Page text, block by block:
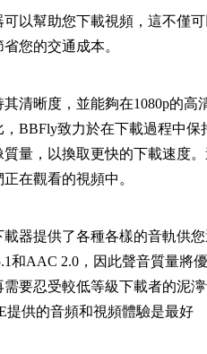
以幫助您下載視頻，這不僅
您的交通成本。
清晰度，並能夠在1080p的高
，BBFly致力於在下載過程中保
量，以換取更快的下載速度
在觀看的視頻中。
器提供了各種各樣的音軌供
和AAC 2.0，因此聲音質量將優
要忍受較低等級下載者的泥
提供的音頻和視頻體驗是最好